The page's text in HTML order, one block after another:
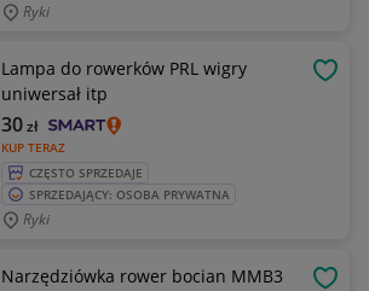
Ryki
Lampa do rowerków PRL wigry
uniwersał itp
KUP TERAZ
30zł
CZĘSTO SPRZEDAJE
SPRZEDAJĄCY: OSOBA PRYWATNA
Ryki
Narzędziówka rower bocian MMB3